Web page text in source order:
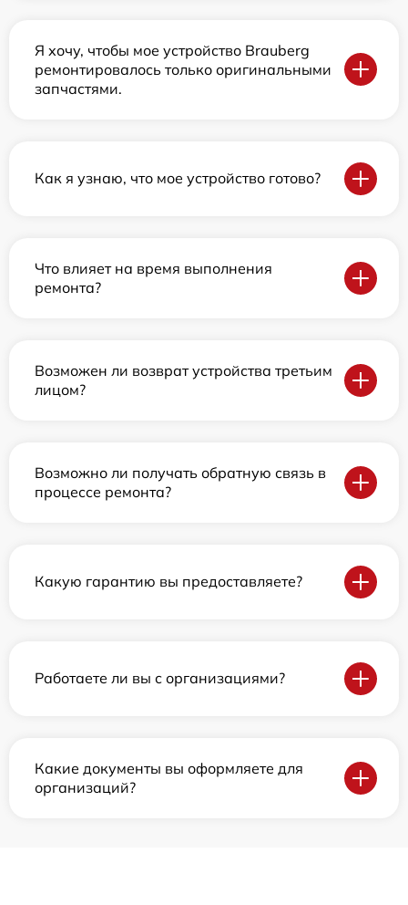
Я хочу, чтобы мое устройство Brauberg
ремонтировалось только оригинальными
запчастями.
Как я узнаю, что мое устройство готово?
Что влияет на время выполнения
ремонта?
Возможен ли возврат устройства третьим
лицом?
Возможно ли получать обратную связь в
процессе ремонта?
Какую гарантию вы предоставляете?
Работаете ли вы с организациями?
Какие документы вы оформляете для
организаций?